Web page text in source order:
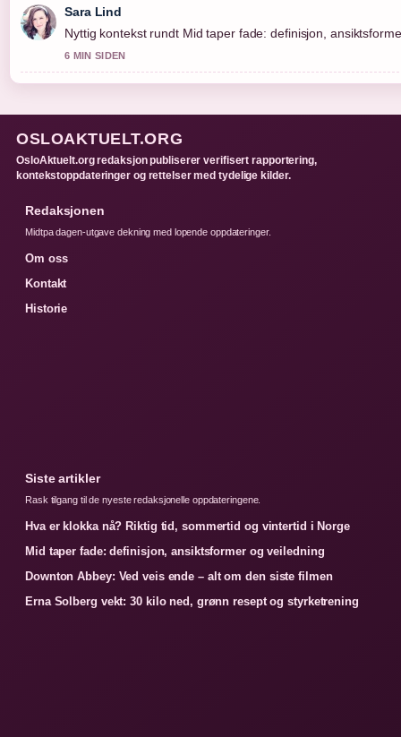
Sara Lind
Nyttig kontekst rundt Mid taper fade: definisjon,
6 MIN SIDEN
OSLOAKTUELT.ORG
OsloAktuelt.org redaksjon publiserer verifisert rapportering,
kontekstoppdateringer og rettelser med tydelige kilder.
Redaksjonen
Midtpa dagen-utgave dekning med lopende oppdateringer.
Om oss
Kontakt
Historie
Siste artikler
Rask tilgang til de nyeste redaksjonelle oppdateringene.
Hva er klokka nå? Riktig tid, sommertid og vintertid i Norge
Mid taper fade: definisjon, ansiktsformer og veiledning
Downton Abbey: Ved veis ende – alt om den siste filmen
Erna Solberg vekt: 30 kilo ned, grønn resept og styrketrening